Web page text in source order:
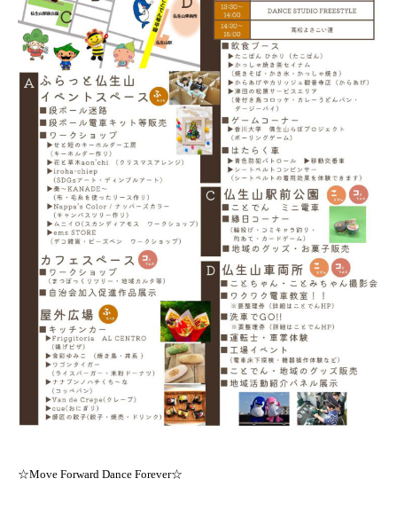
☆Move Forward Dance Forever☆